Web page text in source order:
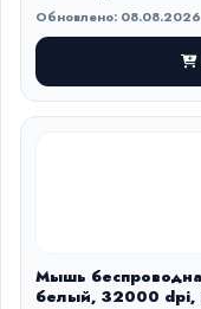
Обновлено: 08.08.2026
Мышь
белый, 32000 dpi,